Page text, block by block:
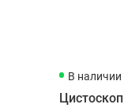
В наличии